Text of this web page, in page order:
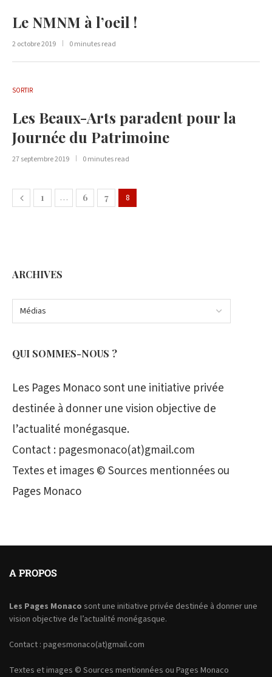
Le NMNM à l’oeil !
2 octobre 2019 0 minutes read
SORTIR
Les Beaux-Arts paradent pour la
Journée du Patrimoine
27 septembre 2019 0 minutes read
1 … 6 7 8
ARCHIVES
QUI SOMMES-NOUS ?
Les Pages Monaco sont une initiative privée
destinée à donner une vision objective de
l’actualité monégasque.
Contact : pagesmonaco(at)gmail.com
Textes et images © Sources mentionnées ou
Pages Monaco
A PROPOS
Les Pages Monaco sont une initiative privée destinée à donner une
vision objective de l’actualité monégasque.
Contact : pagesmonaco(at)gmail.com
Textes et images © Sources mentionnées ou Pages Monaco